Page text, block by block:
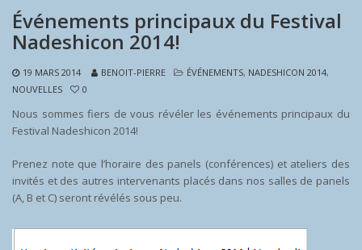
Événements principaux du Festival
Nadeshicon 2014!
19 MARS 2014 BENOIT-PIERRE ÉVÉNEMENTS, NADESHICON 2014,
NOUVELLES
0
Nous sommes fiers de vous révéler les événements principaux du
Festival Nadeshicon 2014!
Prenez note que l’horaire des panels (conférences) et ateliers des
invités et des autres intervenants placés dans nos salles de panels
(A, B et C) seront révélés sous peu.